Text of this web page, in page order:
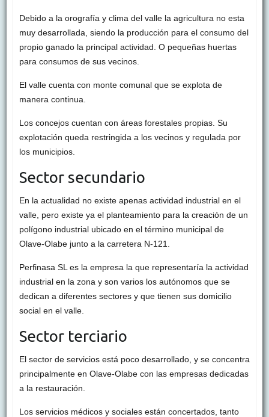
Debido a la orografía y clima del valle la agricultura no esta
muy desarrollada, siendo la producción para el consumo del
propio ganado la principal actividad. O pequeñas huertas
para consumos de sus vecinos.
El valle cuenta con monte comunal que se explota de
manera continua.
Los concejos cuentan con áreas forestales propias. Su
explotación queda restringida a los vecinos y regulada por
los municipios.
Sector secundario
En la actualidad no existe apenas actividad industrial en el
valle, pero existe ya el planteamiento para la creación de un
polígono industrial ubicado en el término municipal de
Olave-Olabe junto a la carretera N-121.
Perfinasa SL es la empresa la que representaría la actividad
industrial en la zona y son varios los autónomos que se
dedican a diferentes sectores y que tienen sus domicilio
social en el valle.
Sector terciario
El sector de servicios está poco desarrollado, y se concentra
principalmente en Olave-Olabe con las empresas dedicadas
a la restauración.
Los servicios médicos y sociales están concertados, tanto